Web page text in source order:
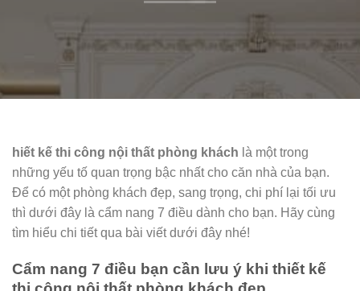
hiết kế thi công nội thất phòng khách là một trong
những yếu tố quan trọng bậc nhất cho căn nhà của bạn.
Để có một phòng khách đẹp, sang trọng, chi phí lại tối ưu
thì dưới đây là cẩm nang 7 điều dành cho bạn. Hãy cùng
tìm hiểu chi tiết qua bài viết dưới đây nhé!
Cẩm nang 7 điều bạn cần lưu ý khi thiết kế